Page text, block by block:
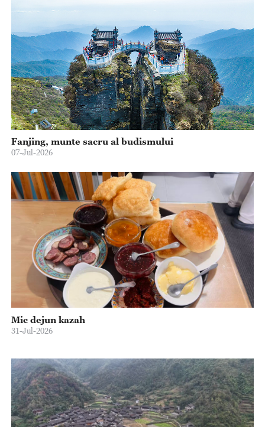
Fanjing, munte sacru al budismului
07-Jul-2026
Mic dejun kazah
31-Jul-2026